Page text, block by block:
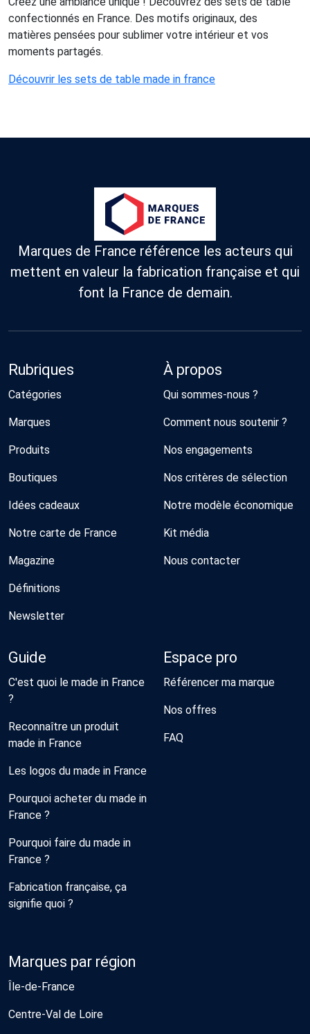
confectionnés en France. Des motifs originaux, des
matières pensées pour sublimer votre intérieur et vos
moments partagés.
Découvrir les sets de table made in france
Marques de France référence les acteurs qui
mettent en valeur la fabrication française et qui
font la France de demain.
Rubriques
Catégories
Marques
Produits
Boutiques
Idées cadeaux
Notre carte de France
Magazine
Définitions
Newsletter
À propos
Qui sommes-nous ?
Comment nous soutenir ?
Nos engagements
Nos critères de sélection
Notre modèle économique
Kit média
Nous contacter
Guide
C'est quoi le made in France
?
Reconnaître un produit
made in France
Les logos du made in France
Pourquoi acheter du made in
France ?
Pourquoi faire du made in
France ?
Fabrication française, ça
signifie quoi ?
Espace pro
Référencer ma marque
Nos offres
FAQ
Marques par région
Île-de-France
Centre-Val de Loire